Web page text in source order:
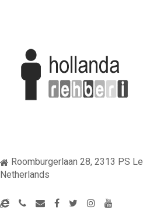
Roomburgerlaan 28, 2313 PS
Netherlands